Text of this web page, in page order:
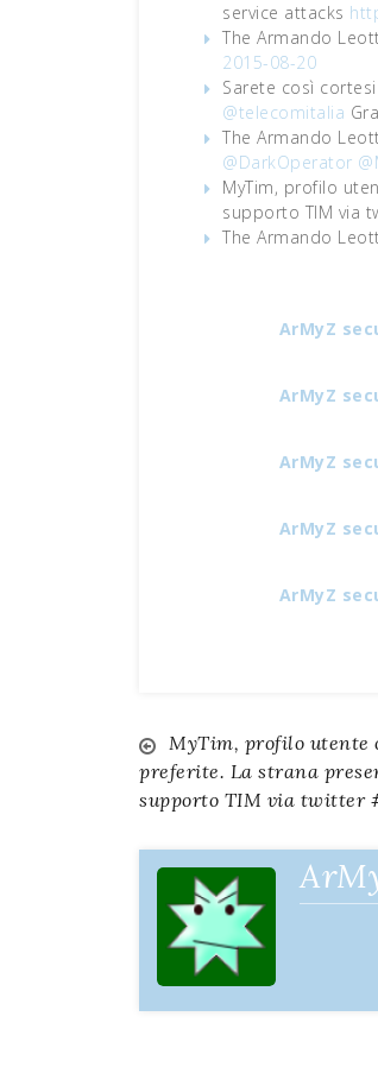
service attacks
The Armando
2015-08-20
Sarete così
@telecomitalia
The Armando
@DarkOperator
MyTim, profilo
supporto TIM via
The Armando
ArMyZ
ArMyZ
ArMyZ
ArMyZ
ArMyZ
Navigazione
articoli
MyTim, profilo utente
preferite. La strana
supporto TIM via twitter